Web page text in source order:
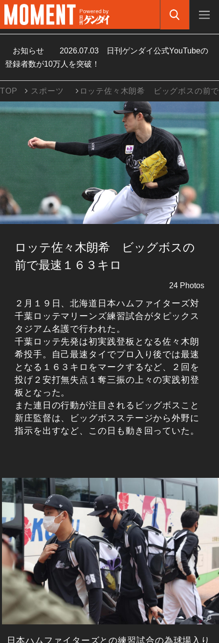
お知らせ 2026.07.03
日刊ゲンダイ公式YouTubeの
登録者数が10万人を突破！
TOP スポーツ ロッテ佐々木朗希 ビッグボスの前
ロッテ佐々木朗希 ビッグボスの
前で最速１６３キロ
24 Photos
２月１９日、北海道日本ハムファイターズ対
千葉ロッテマリーンズ練習試合がタピックス
タジアム名護で行われた。
千葉ロッテ先発は初実践登板となる佐々木朗
希投手。自己最速タイでプロ入り後では最速
となる１６３キロをマークするなど、２回を
投げ２安打無失点１奪三振の上々の実践初登
板となった。
また連日の行動が注目されるビッグボスこと
新庄監督は、ビッグボスステージから外野に
指示を出すなど、この日も動き回っていた。
日本ハムファイターズとの練習試合の為球場入り